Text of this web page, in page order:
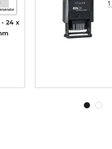
24 x